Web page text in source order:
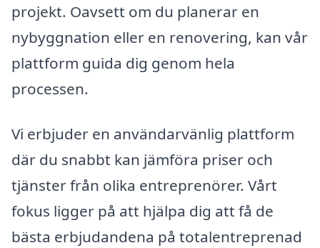
projekt. Oavsett om du planerar en
nybyggnation eller en renovering, kan vår
plattform guida dig genom hela
processen.
Vi erbjuder en användarvänlig plattform
där du snabbt kan jämföra priser och
tjänster från olika entreprenörer. Vårt
fokus ligger på att hjälpa dig att få de
bästa erbjudandena på totalentreprenad